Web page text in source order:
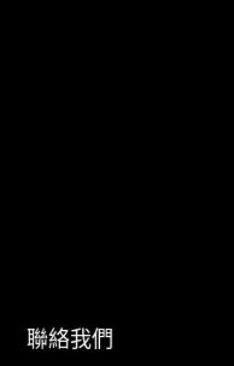
聯絡我們